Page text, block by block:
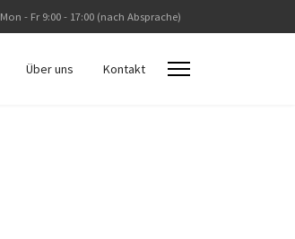
Mon - Fr 9:00 - 17:00 (nach Absprache)
Über uns Kontakt